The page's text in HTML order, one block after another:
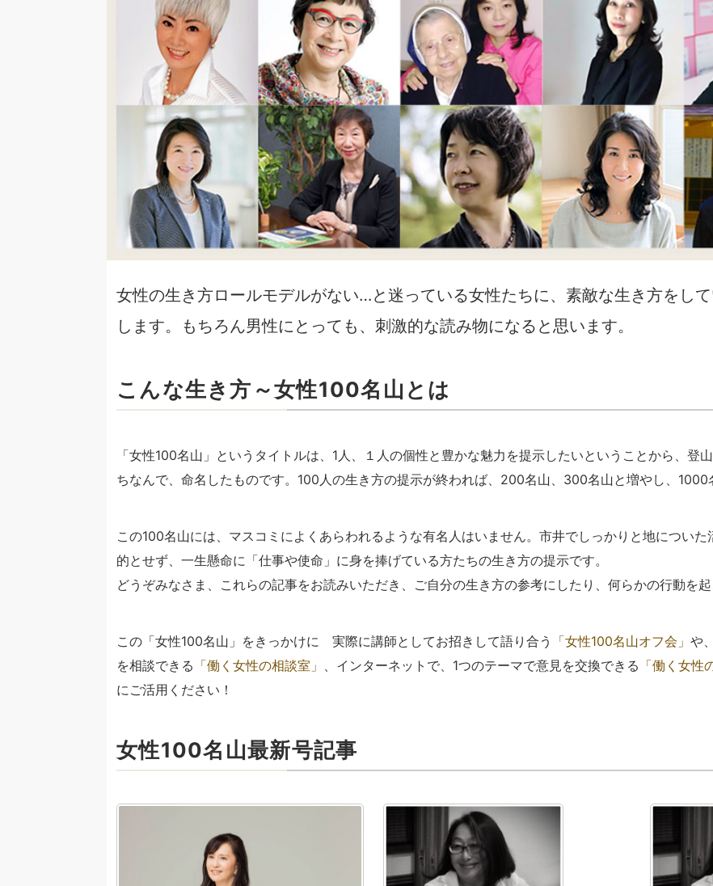
女性の生き方ロールモデルがない…と迷っている女性たちに、素敵な生き方をし
します。もちろん男性にとっても、刺激的な読み物になると思います。
こんな生き方～女性100名山とは
「女性100名山」というタイトルは、1人、１人の個性と豊かな魅力を提示したいということから、登
ちなんで、命名したものです。100人の生き方の提示が終われば、200名山、300名山と増やし、1000
この100名山には、マスコミによくあらわれるような有名人はいません。市井でしっかりと地につい
的とせず、一生懸命に「仕事や使命」に身を捧げている方たちの生き方の提示です。
どうぞみなさま、これらの記事をお読みいただき、ご自分の生き方の参考にしたり、何らかの行動を
この「女性100名山」をきっかけに 実際に講師としてお招きして語り合う 「女性100名山オフ会」 や
を相談できる 「働く女性の相談室」 、インターネットで、1つのテーマで意見を交換できる 「働く女性
にご活用ください！
女性100名山最新号記事